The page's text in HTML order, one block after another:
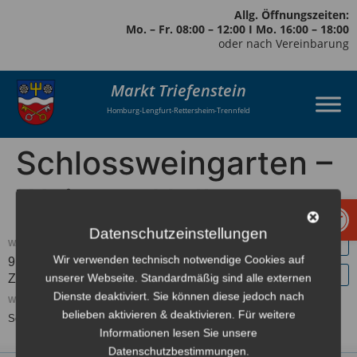
Allg. Öffnungszeiten:
Mo. – Fr. 08:00 – 12:00 I Mo. 16:00 – 18:00
oder nach Vereinbarung
Markt Triefenstein
Homburg-Lengfurt-Rettersheim-Trennfeld
Schlossweingarten –
Weingut Huller
WANN:
9. Juli 2021 – 10. Juli 2021 ganztägig
Europe/Berlin
Zeitzone
WO:
Schloßgarten
Datenschutzeinstellungen
Wir verwenden technisch notwendige Cookies auf
unserer Webseite. Standardmäßig sind alle externen
Dienste deaktiviert. Sie können diese jedoch nach
belieben aktivieren & deaktivieren. Für weitere
Informationen lesen Sie unsere
Datenschutzbestimmungen.